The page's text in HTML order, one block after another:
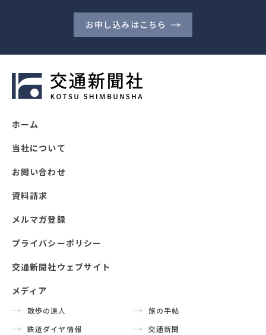
お申し込みはこちら
ホーム
当社について
お問い合わせ
資料請求
メルマガ登録
プライバシーポリシー
交通新聞社ウェブサイト
メディア
散歩の達人
旅の手帖
鉄道ダイヤ情報
交通新聞